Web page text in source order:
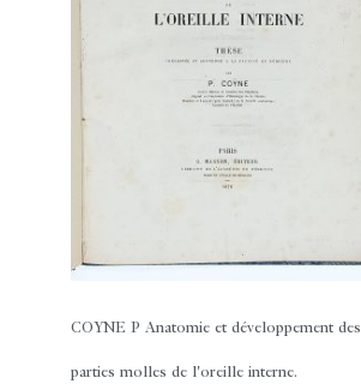
COYNE P Anatomie et développement des
parties molles de l'oreille interne.